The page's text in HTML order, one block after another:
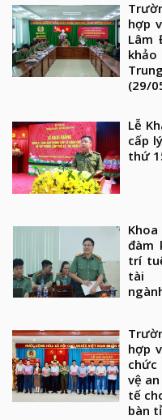
hợp
Lâm
(29/
Lễ
cấp
thứ
đàm
trí
tài
hợp
chức
vệ
tế
bàn